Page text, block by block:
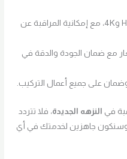
أحدث التقنيات: نقدم كاميرات بجودة HD و4K، مع إمكانية المراقبة عن
مع ضمان الجودة والدقة في
على جميع أعمال التركيب.
في النزهه الجديدة، فلا تتردد
معنا على 01024856600، وسنكون جاهزين لخدمتك في أي